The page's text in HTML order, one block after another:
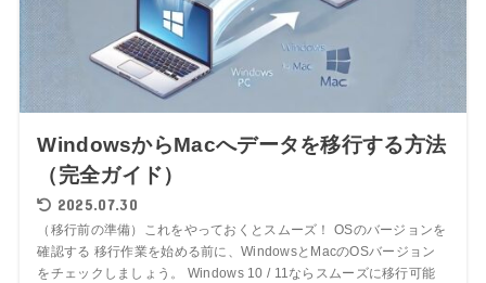
WindowsからMacへデータを移行する方法
（完全ガイド）
2025.07.30
（移行前の準備）これをやっておくとスムーズ！ OSのバージョンを
確認する 移行作業を始める前に、WindowsとMacのOSバージョン
をチェックしましょう。 Windows 10 / 11ならスムーズに移行可能